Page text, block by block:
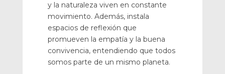
y la naturaleza viven en constante
movimiento. Además, instala
espacios de reflexión que
promueven la empatía y la buena
convivencia, entendiendo que todos
somos parte de un mismo planeta.